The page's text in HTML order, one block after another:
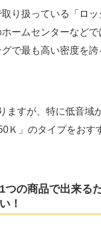
り扱っている「 ロ
ホームセンターなど
で最も高い密度を
ますが、特に低音域
Ｋ」のタイプをおす
つの商品で出来る
！